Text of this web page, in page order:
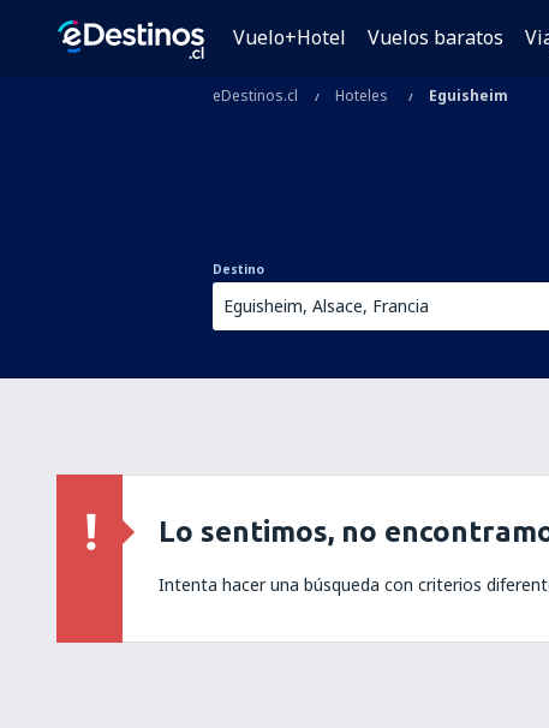
Vuelo+Hotel Vuelos baratos
eDestinos.cl Hoteles Eguisheim
Destino
Lo sentimos, no
Intenta hacer una búsqueda con criterios